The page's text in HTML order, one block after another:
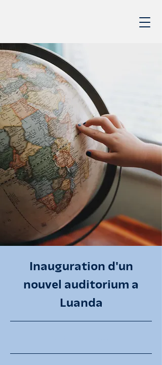
Inauguration d'un
nouvel auditorium a
Luanda